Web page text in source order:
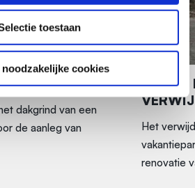
toestaan
noodzakelijke cookies
dakgrind van een
de aanleg van
SEDUM
Het
renovatie